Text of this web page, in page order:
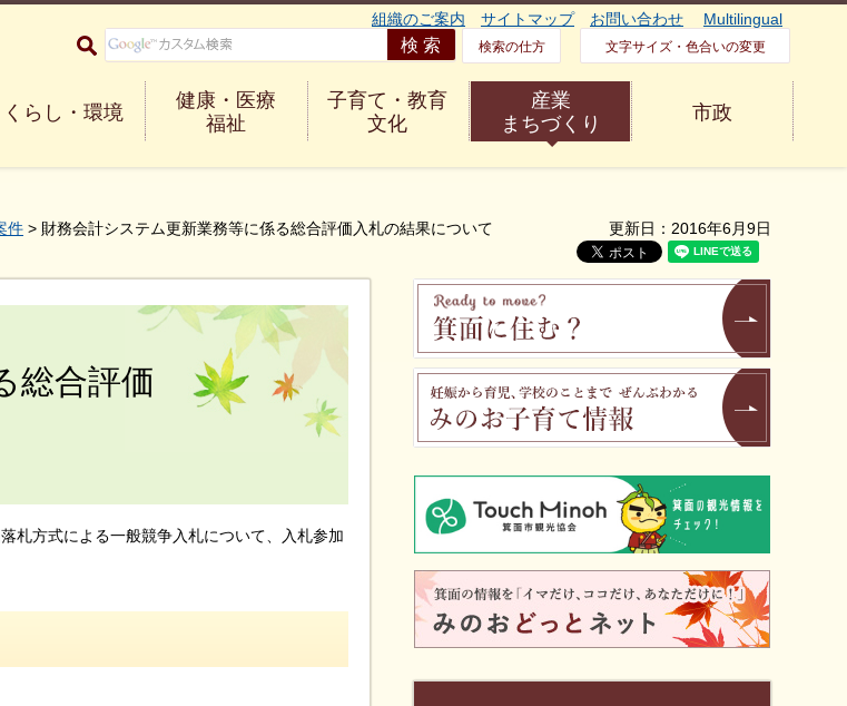
組織のご案内 サイトマップ お問い合わせ Multilingual
検索の仕方 文字サイズ・色合いの変更
くらし・環境
健康・医療
福祉
子育て・教育
文化
産業
まちづくり
市政
件 > 財務会計システム更新業務等に係る総合評価入札の結果について 更新日：2016年6月9日
総合評価
札方式による一般競争入札について、入札参加